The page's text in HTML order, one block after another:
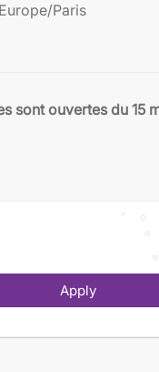
Paris
sont ouvertes du 15
Apply